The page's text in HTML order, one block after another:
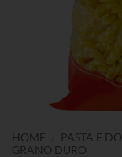
HOME PASTA E
GRANO DURO